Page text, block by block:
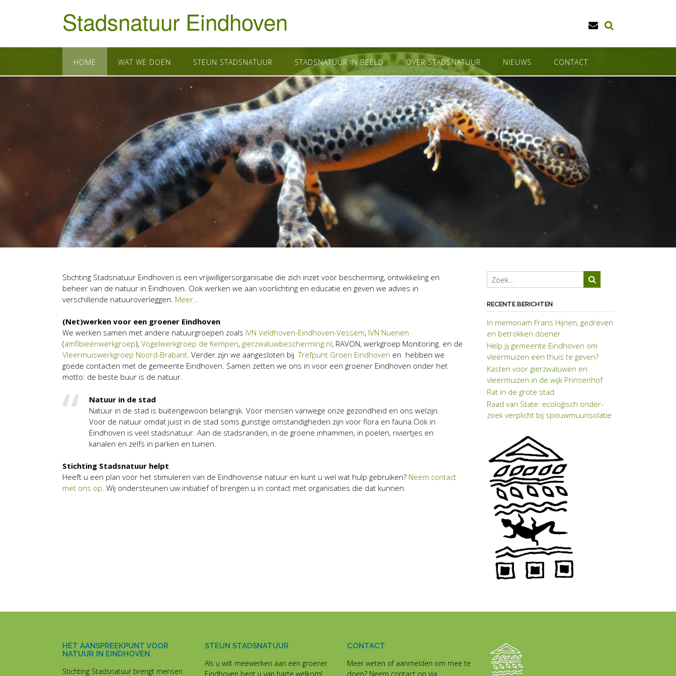
Stadsnatuur Eindhoven
HOME WAT WE DOEN STEUN STADSNATUUR STADSNATUUR IN BEELD OVER STADSNATUUR NIEUWS CONTACT
Stichting Stadsnatuur Eindhoven is een vrijwilligersorganisatie die zich inzet voor bescherming, ontwikkeling en
beheer van de natuur in Eindhoven. Ook werken we aan voorlichting en educatie en geven we advies in
verschillende natuuroverleggen. Meer…
(Net)werken voor een groener Eindhoven
We werken samen met andere natuurgroepen zoals IVN Veldhoven-Eindhoven-Vessem, IVN Nuenen
(amfibieënwerkgroep), Vogelwerkgroep de Kempen, gierzwaluwbescherming.nl, RAVON, werkgroep Monitoring. en de
Vleermuiswerkgroep Noord-Brabant. Verder zijn we aangesloten bijTrefpunt Groen Eindhoven en hebben we
goede contacten met de gemeente Eindhoven. Samen zetten we ons in voor een groener Eindhoven onder het
motto: de beste buur is de natuur.
Natuur in de stad
Natuur in de stad is buitengewoon belangrijk. Voor mensen vanwege onze gezondheid en ons welzijn.
Voor de natuur omdat juist in de stad soms gunstige omstandigheden zijn voor flora en fauna.Ook in
Eindhoven is veel stadsnatuur. Aan de stadsranden, in de groene inhammen, in poelen, riviertjes en
kanalen en zelfs in parken en tuinen.
Stichting Stadsnatuur helpt
Heeft u een plan voor het stimuleren van de Eindhovense natuur en kunt u wel wat hulp gebruiken? Neem contact
met ons op. Wij ondersteunen uw initiatief of brengen u in contact met organisaties die dat kunnen.
RECENTE BERICHTEN
In memoriam Frans Hijnen, gedreven
en betrokken doener
Help jij gemeente Eindhoven om
vleermuizen een thuis te geven?
Kasten voor gierzwaluwen en
vleermuizen in de wijk Prinsenhof
Rat in de grote stad
Raad van State: eco­lo­gisch on­der­
zoek verplicht bij spouwmuuriso­latie
HÉT AANSPREEKPUNT VOOR
NATUUR IN EINDHOVEN
Stichting Stadsnatuur brengt mensen
STEUN STADSNATUUR
Als u wilt meewerken aan een groener
Eindhoven bent u van harte welkom!
CONTACT
Meer weten of aanmelden om mee te
doen? Neem contact op via